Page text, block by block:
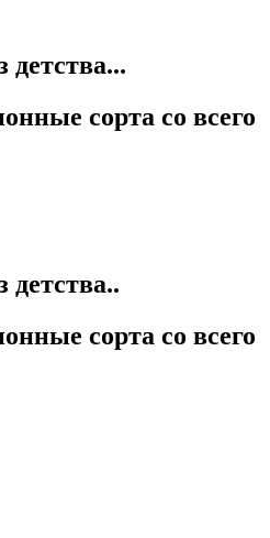
детства...
сорта со всего
детства..
сорта со всего